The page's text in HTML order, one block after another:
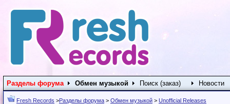
Разделы форума Обмен музыкой Поиск (заказ) Новости
Fresh Records >Разделы форума > Обмен музыкой > Unofficial Releases